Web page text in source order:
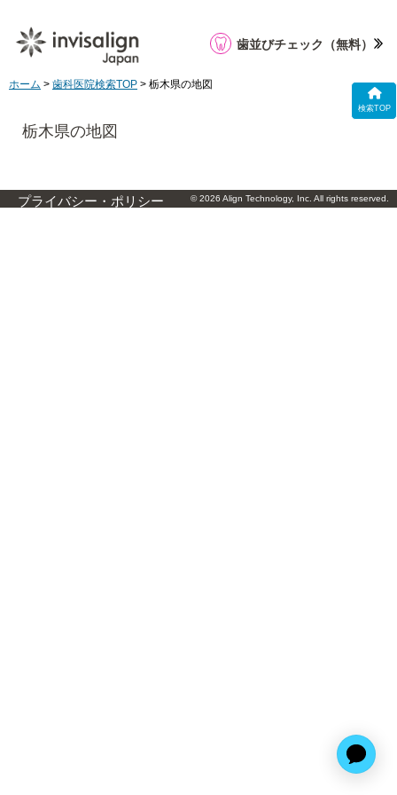
検索TOP
歯並びチェック （無料）
ホーム > 歯科医院検索TOP > 栃木県の地図
栃木県の地図
プライバシー・ポリシー © 2026 Align Technology, Inc. All rights reserved.